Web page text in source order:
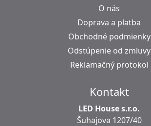
O nás
Doprava a platba
Obchodné podmienky
Odstúpenie od zmluvy
Reklamačný protokol
Kontakt
LED House s.r.o.
Šuhajova 1207/40